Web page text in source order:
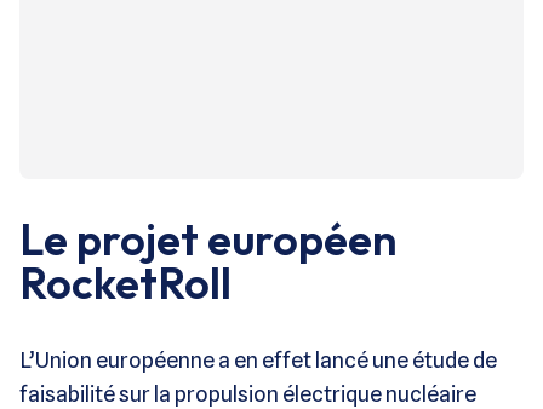
Le projet européen
RocketRoll
L’Union européenne a en effet lancé une étude de
faisabilité sur la propulsion électrique nucléaire